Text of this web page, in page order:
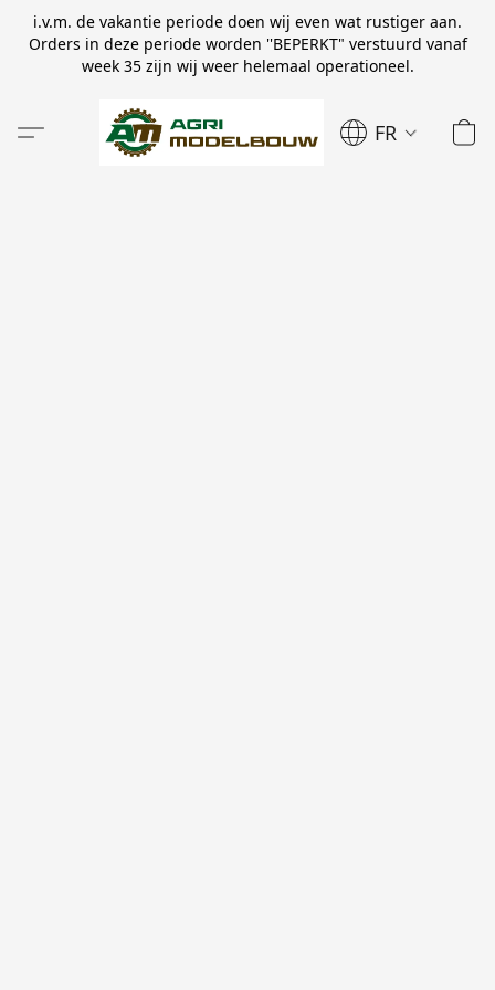
i.v.m. de vakantie periode doen wij even wat rustiger aan.
Orders in deze periode worden ''BEPERKT" verstuurd vanaf
week 35 zijn wij weer helemaal operationeel.
FR